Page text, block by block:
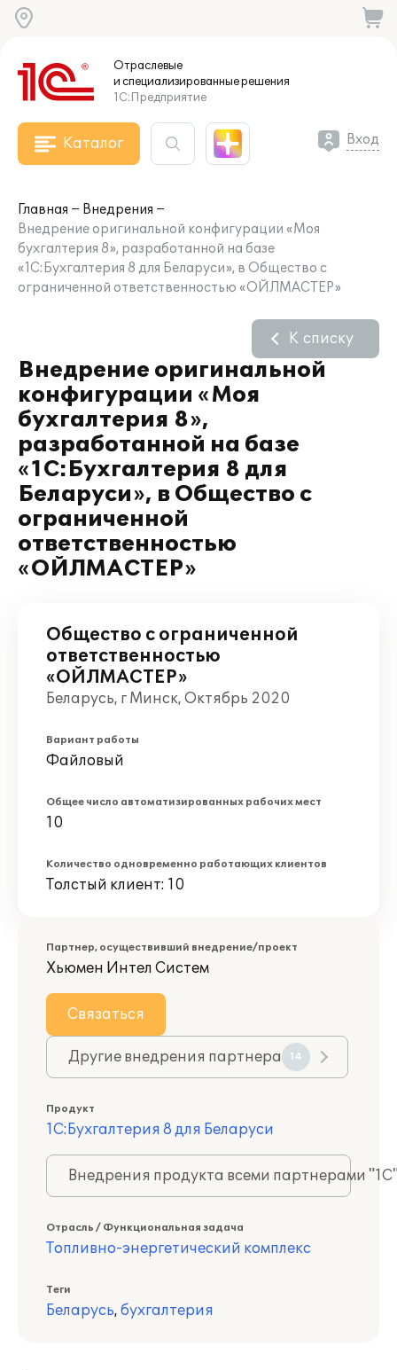
Отраслевые
и специализированныерешения
1С:Предприятие
Каталог Вход
Главная
Внедрения
Внедрение оригинальной конфигурации «Моя
бухгалтерия 8», разработанной на базе
«1С:Бухгалтерия 8 для Беларуси», в Общество с
ограниченной ответственностью «ОЙЛМАСТЕР»
Внедрение оригинальной
конфигурации «Моя
бухгалтерия 8»,
разработанной на базе
«1С:Бухгалтерия 8 для
Беларуси», в Общество с
ограниченной
ответственностью
«ОЙЛМАСТЕР»
К списку
Общество с ограниченной
ответственностью
«ОЙЛМАСТЕР»
Беларусь, г Минск, Октябрь 2020
Вариант работы
Файловый
Общее число автоматизированных рабочих мест
10
Количество одновременно работающих клиентов
Толстый клиент: 10
Партнер, осуществивший внедрение/проект
Хьюмен Интел Систем
Связаться
Другие внедрения партнера 14
Продукт
1С:Бухгалтерия 8 для Беларуси
Внедрения продукта всеми партнерами
Отрасль / Функциональная задача
Топливно-энергетический комплекс
Теги
Беларусь, бухгалтерия